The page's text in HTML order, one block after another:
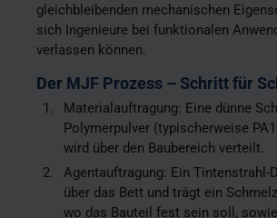
gleichbleibenden mechanischen
sich Ingenieure bei funktionalen
verlassen können.
Der MJF Prozess – Schritt für
Materialauftragung: Eine dünne
Polymerpulver (typischerweise
wird über den Baubereich verteilt.
Agentauftragung: Ein Tintenstrahl-
über das Bett und trägt ein
wo das Bauteil fest sein soll,